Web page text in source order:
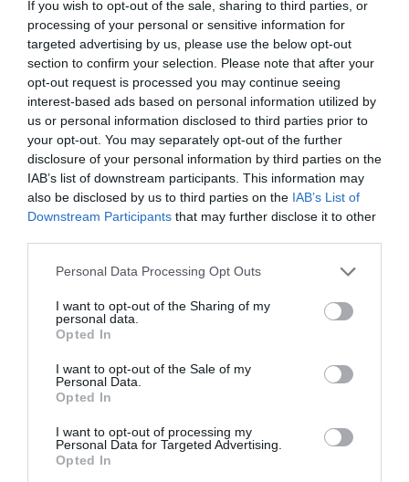
If you wish to opt-out of the sale, sharing to third parties, or
processing of your personal or sensitive information for
targeted advertising by us, please use the below opt-out
section to confirm your selection. Please note that after your
opt-out request is processed you may continue seeing
interest-based ads based on personal information utilized by
us or personal information disclosed to third parties prior to
your opt-out. You may separately opt-out of the further
disclosure of your personal information by third parties on the
IAB’s list of downstream participants. This information may
also be disclosed by us to third parties on the IAB’s List of
Downstream Participants that may further disclose it to other
Personal Data Processing Opt Outs
I want to opt-out of the Sharing of my
personal data.
Opted In
I want to opt-out of the Sale of my
Personal Data.
Opted In
I want to opt-out of processing my
Personal Data for Targeted Advertising.
Opted In
Índex2P
academia, ha agregado que el acuerdo “refleja la
expansión y apuesta del Valencia por los proyectos
internacionales”.
En los últimos años, el Valencia se ha consolidado
en el top 10 de clubes europeos con más jugadores de
sus canteras -ahí se incluyen academias- compitiendo
en una de las cinco grandes ligas europeas (España,
Reino Unido, Alemania, Italia y Francia), según el
Informe 353 de Cies. Esta temporada, el club ocupa el
sexto lugar con 25 futbolistas.
Añadir 2Playbookcomo fuente preferida de Google
de forma gratuita
ACTIVAR AHORA
Compartir
Imprimir